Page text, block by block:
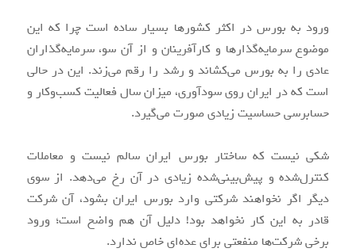
ورود به بورس در اکثر کشورها بسیار ساده است چرا که این
موضوع سرمایه‌گذارها و کارآفرینان و از آن سو، سرمایه‌گذاران
عادی را به بورس می‌کشاند و رشد را رقم می‌زند. این در حالی
است که در ایران روی سودآوری، میزان سال فعالیت کسب‌وکار و
حسابرسی حساسیت زیادی صورت می‌گیرد.
شکی نیست که ساختار بورس ایران سالم نیست و معاملات
کنترل‌شده و پیش‌بینی‌شده زیادی در آن رخ می‌دهد. از سوی
دیگر اگر نخواهند شرکتی وارد بورس ایران بشود، آن شرکت
قادر به این کار نخواهد بود! دلیل آن هم واضح است؛ ورود
برخی شرکت‌ها منفعتی برای عده‌ای خاص ندارد.